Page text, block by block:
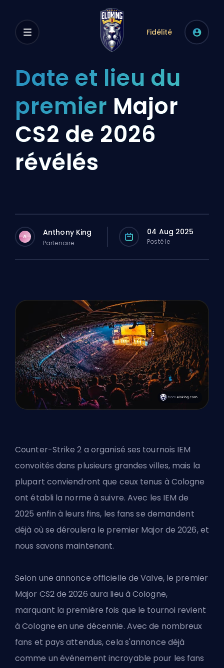
Fidélité
Date et lieu du
premier Major
CS2 de 2026
révélés
A Anthony King
Partenaire
04 Aug 2025
Posté le
Counter-Strike 2 a organisé ses tournois IEM
convoités dans plusieurs grandes villes, mais la
plupart conviendront que ceux tenus à Cologne
ont établi la norme à suivre. Avec les IEM de
2025 enfin à leurs fins, les fans se demandent
déjà où se déroulera le premier Major de 2026, et
nous savons maintenant.
Selon une annonce officielle de Valve, le premier
Major CS2 de 2026 aura lieu à Cologne,
marquant la première fois que le tournoi revient
à Cologne en une décennie. Avec de nombreux
fans et pays attendus, cela s'annonce déjà
comme un événement incroyable pour les fans